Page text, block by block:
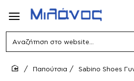
Αναζήτηση
website...
Παπούτσια Sabino Shoes